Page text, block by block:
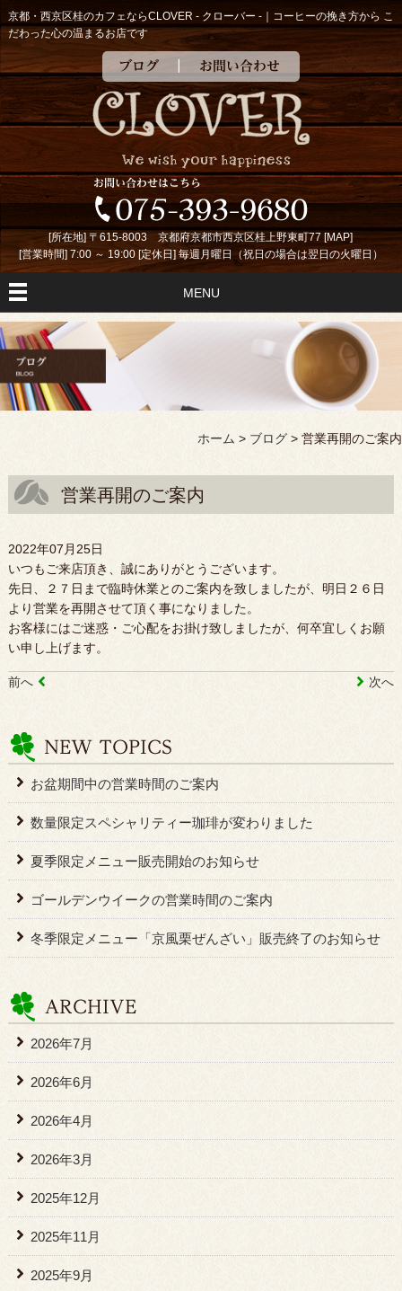
京都・西京区桂のカフェならCLOVER - クローバー -｜コーヒーの挽き方から こ
だわった心の温まるお店です
ブログ お問い合わせ
[所在地] 〒615-8003 京都府京都市西京区桂上野東町77 [MAP]
[営業時間] 7:00 ～ 19:00 [定休日] 毎週月曜日（祝日の場合は翌日の火曜日）
MENU
ホーム > ブログ> 営業再開のご案内
営業再開のご案内
2022年07月25日
いつもご来店頂き、誠にありがとうございます。
先日、２７日まで臨時休業とのご案内を致しましたが、明日２６日
より営業を再開させて頂く事になりました。
お客様にはご迷惑・ご心配をお掛け致しましたが、何卒宜しくお願
い申し上げます。
前へ 次へ
お盆期間中の営業時間のご案内
数量限定スペシャリティー珈琲が変わりました
夏季限定メニュー販売開始のお知らせ
ゴールデンウイークの営業時間のご案内
冬季限定メニュー「京風栗ぜんざい」販売終了のお知らせ
2026年7月
2026年6月
2026年4月
2026年3月
2025年12月
2025年11月
2025年9月